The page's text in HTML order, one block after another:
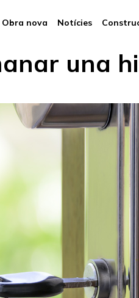
Obra nova Notícies
una